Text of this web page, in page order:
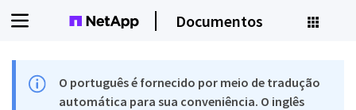
Documentos
O português é fornecido por meio de tradução
automática para sua conveniência. O inglês